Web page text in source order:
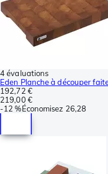
4 évaluations
Eden Planche à découper
192,72 €
219,00 €
-12 %Économisez 26,28